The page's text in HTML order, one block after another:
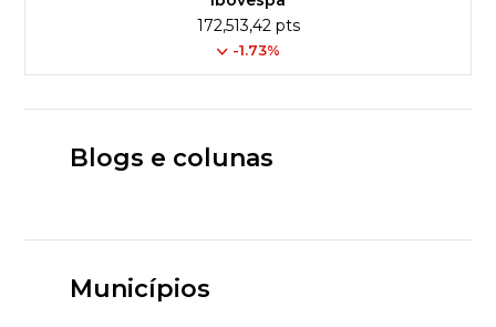
172,513,42 pts
-1.73%
Blogs e colunas
Municípios